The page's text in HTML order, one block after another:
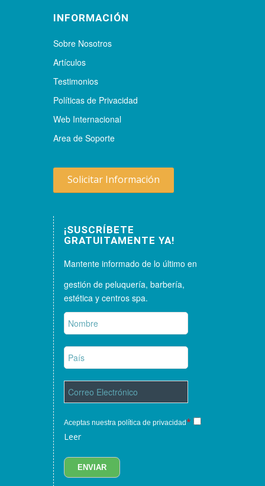
INFORMACIÓN
Sobre Nosotros
Artículos
Testimonios
Políticas de Privacidad
Web Internacional
Area de Soporte
Solicitar Información
¡SUSCRÍBETE
GRATUITAMENTE YA!
Mantente informado de lo último en
gestión de peluquería, barbería,
estética y centros spa.
Aceptas nuestra política de privacidad*
Leer